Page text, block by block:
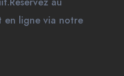
en ligne via notre